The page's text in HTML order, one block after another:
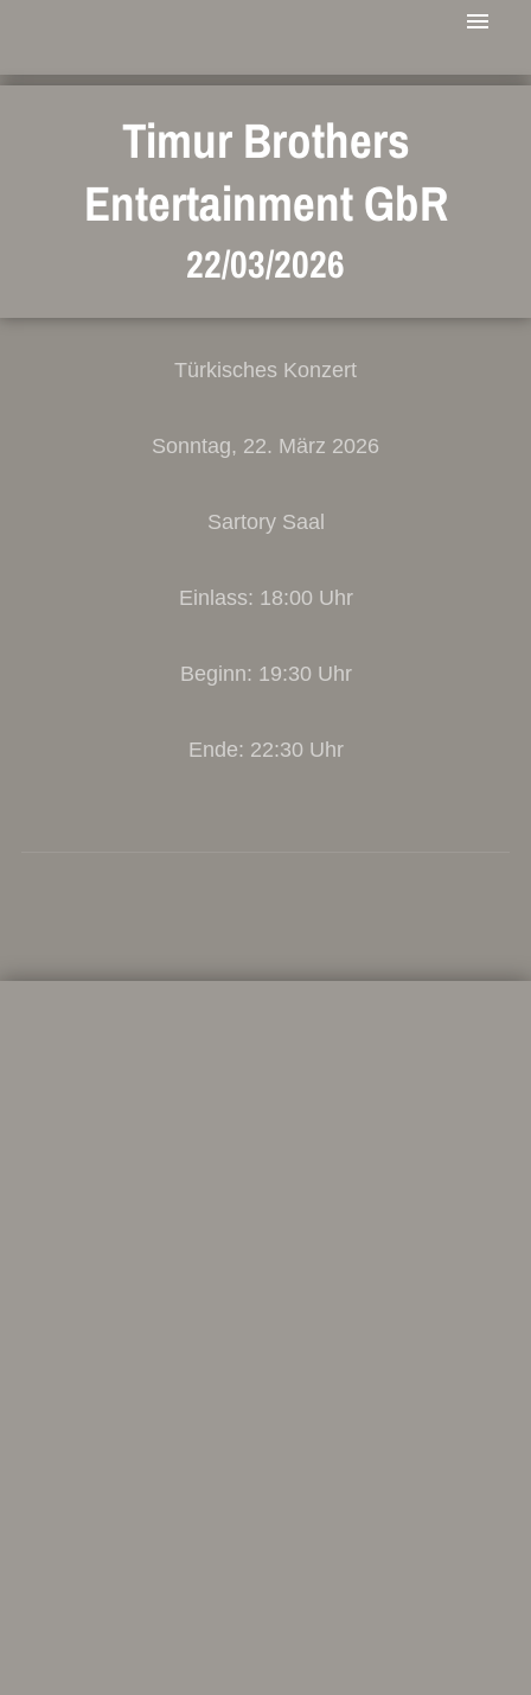
Timur Brothers
Entertainment GbR
22/03/2026
Türkisches Konzert
Sonntag, 22. März 2026
Sartory Saal
Einlass: 18:00 Uhr
Beginn: 19:30 Uhr
Ende: 22:30 Uhr